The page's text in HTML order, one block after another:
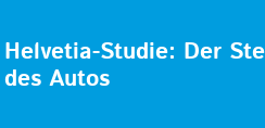
Helvetia-Studie: Der
des Autos